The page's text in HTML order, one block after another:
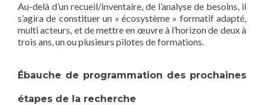
Au-delà d’un recueil/inventaire, de l’analyse de besoins, il
s’agira de constituer un « écosystème » formatif adapté,
multi acteurs, et de mettre en œuvre à l’horizon de deux à
trois ans, un ou plusieurs pilotes de formations.
Ébauche de programmation des prochaines
étapes de la recherche